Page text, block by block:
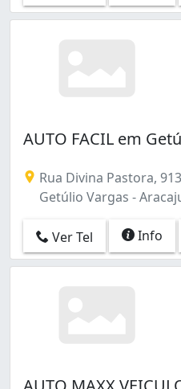
AUTO FACIL em
Rua Divina Pastora,
Getúlio Vargas -
Ver Tel Info